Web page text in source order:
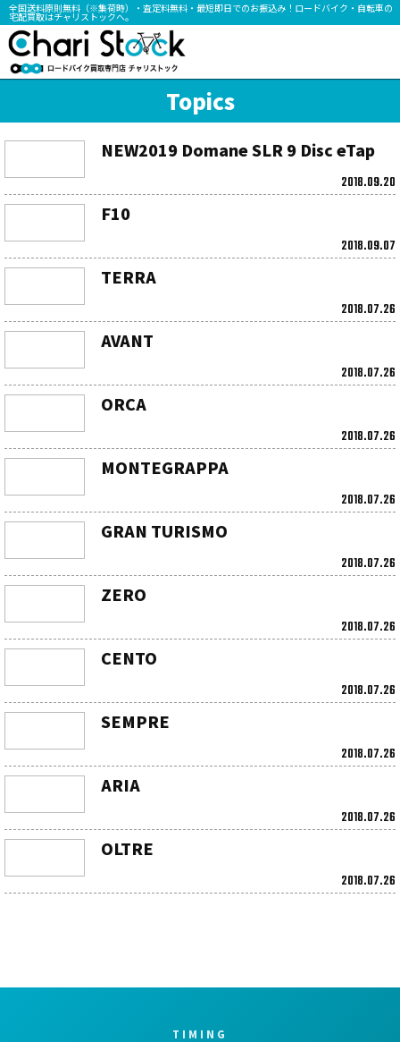
全国送料原則無料（※集荷時）・査定料無料・最短即日でのお振込み！ロードバイク・自転車の
宅配買取はチャリストックへ。
Topics
NEW2019 Domane SLR 9 Disc eTap
2018.09.20
F10
2018.09.07
TERRA
2018.07.26
AVANT
2018.07.26
ORCA
2018.07.26
MONTEGRAPPA
2018.07.26
GRAN TURISMO
2018.07.26
ZERO
2018.07.26
CENTO
2018.07.26
SEMPRE
2018.07.26
ARIA
2018.07.26
OLTRE
2018.07.26
TIMING